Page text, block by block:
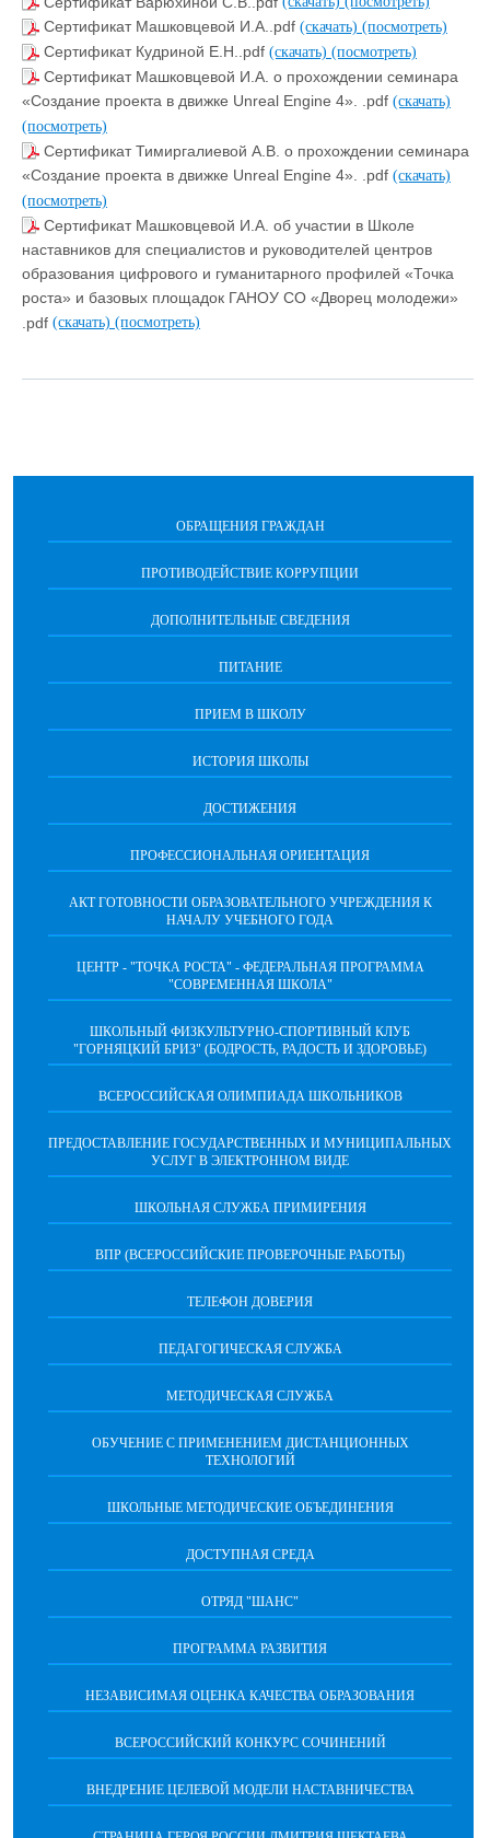
Сертификат Машковцевой И.А..pdf (скачать) (посмотреть)
Сертификат Кудриной Е.Н..pdf (скачать) (посмотреть)
Сертификат Машковцевой И.А. о прохождении семинара
«Создание проекта в движке Unreal Engine 4». .pdf (скачать)
(посмотреть)
Сертификат Тимиргалиевой А.В. о прохождении семинара
«Создание проекта в движке Unreal Engine 4». .pdf (скачать)
(посмотреть)
Сертификат Машковцевой И.А. об участии в Школе
наставников для специалистов и руководителей центров
образования цифрового и гуманитарного профилей «Точка
роста» и базовых площадок ГАНОУ СО «Дворец молодежи»
.pdf (скачать) (посмотреть)
ОБРАЩЕНИЯ ГРАЖДАН
ПРОТИВОДЕЙСТВИЕ КОРРУПЦИИ
ДОПОЛНИТЕЛЬНЫЕ СВЕДЕНИЯ
ПИТАНИЕ
ПРИЕМ В ШКОЛУ
ИСТОРИЯ ШКОЛЫ
ДОСТИЖЕНИЯ
ПРОФЕССИОНАЛЬНАЯ ОРИЕНТАЦИЯ
АКТ ГОТОВНОСТИ ОБРАЗОВАТЕЛЬНОГО УЧРЕЖДЕНИЯ К
НАЧАЛУ УЧЕБНОГО ГОДА
ЦЕНТР - "ТОЧКА РОСТА" - ФЕДЕРАЛЬНАЯ ПРОГРАММА
"СОВРЕМЕННАЯ ШКОЛА"
ШКОЛЬНЫЙ ФИЗКУЛЬТУРНО-СПОРТИВНЫЙ КЛУБ
"ГОРНЯЦКИЙ БРИЗ" (БОДРОСТЬ, РАДОСТЬ И ЗДОРОВЬЕ)
ВСЕРОССИЙСКАЯ ОЛИМПИАДА ШКОЛЬНИКОВ
ПРЕДОСТАВЛЕНИЕ ГОСУДАРСТВЕННЫХ И МУНИЦИПАЛЬНЫХ
УСЛУГ В ЭЛЕКТРОННОМ ВИДЕ
ШКОЛЬНАЯ СЛУЖБА ПРИМИРЕНИЯ
ВПР (ВСЕРОССИЙСКИЕ ПРОВЕРОЧНЫЕ РАБОТЫ)
ТЕЛЕФОН ДОВЕРИЯ
ПЕДАГОГИЧЕСКАЯ СЛУЖБА
МЕТОДИЧЕСКАЯ СЛУЖБА
ОБУЧЕНИЕ С ПРИМЕНЕНИЕМ ДИСТАНЦИОННЫХ
ТЕХНОЛОГИЙ
ШКОЛЬНЫЕ МЕТОДИЧЕСКИЕ ОБЪЕДИНЕНИЯ
ДОСТУПНАЯ СРЕДА
ОТРЯД "ШАНС"
ПРОГРАММА РАЗВИТИЯ
НЕЗАВИСИМАЯ ОЦЕНКА КАЧЕСТВА ОБРАЗОВАНИЯ
ВСЕРОССИЙСКИЙ КОНКУРС СОЧИНЕНИЙ
ВНЕДРЕНИЕ ЦЕЛЕВОЙ МОДЕЛИ НАСТАВНИЧЕСТВА